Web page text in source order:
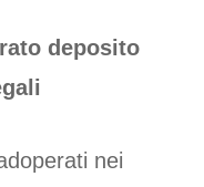
deposito
nei